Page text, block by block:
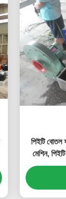
পিইটি বোতল
মেশিন,